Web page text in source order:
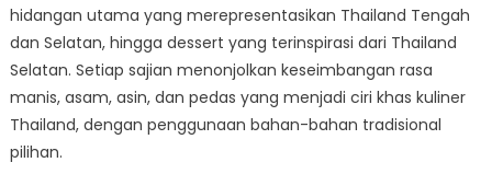
hidangan utama yang merepresentasikan Thailand Tengah
dan Selatan, hingga dessert yang terinspirasi dari Thailand
Selatan. Setiap sajian menonjolkan keseimbangan rasa
manis, asam, asin, dan pedas yang menjadi ciri khas kuliner
Thailand, dengan penggunaan bahan-bahan tradisional
pilihan.